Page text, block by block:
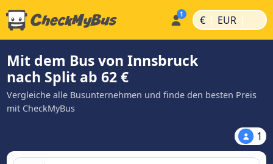
€ | EUR |
Mit dem Bus von Innsbruck
nach Split ab 62 €
Vergleiche alle Busunternehmen und finde den besten Preis
mit CheckMyBus
1